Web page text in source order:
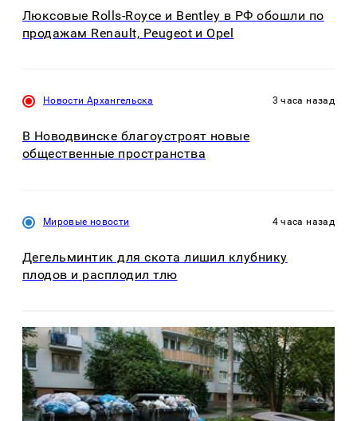
Люксовые Rolls-Royce и Bentley в РФ обошли по
продажам Renault, Peugeot и Opel
Новости Архангельска 3 часа назад
В Новодвинске благоустроят новые
общественные пространства
Мировые новости 4 часа назад
Дегельминтик для скота лишил клубнику
плодов и расплодил тлю